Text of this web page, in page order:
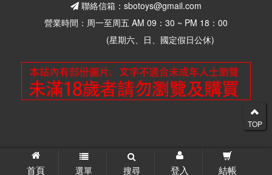
首頁 選單 搜尋 登入 結帳
聯絡信箱：sbotoys@gmail.com
營業時間：周一至周五 AM 09：30 ~ PM 18：00
(星期六、日、國定假日公休)
© 2026 思柏情趣用品批發零售 版權所有
TOP